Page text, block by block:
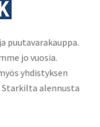
puutavarakauppa.
jo vuosia.
yhdistyksen
Starkilta alennusta